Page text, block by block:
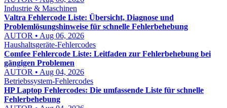
Industrie & Maschinen
Valtra Fehlercode Liste: Übersicht, Diagnose und
Problemlösungshinweise für schnelle Fehlerbehebung
AUTOR • Aug 06, 2026
Haushaltsgeräte-Fehlercodes
Comfee Fehlercode Liste: Leitfaden zur Fehlerbehebung bei
gängigen Problemen
AUTOR • Aug 04, 2026
Betriebssystem-Fehlercodes
HP Laptop Fehlercodes: Die umfassende Liste für schnelle
Fehlerbehebung